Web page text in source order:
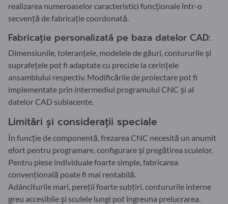
realizarea numeroaselor caracteristici funcționale într-o
secvență de fabricație coordonată.
Fabricație personalizată pe baza datelor CAD:
Dimensiunile, toleranțele, modelele de găuri, contururile și
suprafețele pot fi adaptate cu precizie la cerințele
ansamblului respectiv. Modificările de proiectare pot fi
implementate prin intermediul programului CNC și al
datelor CAD subiacente.
Limitări și considerații speciale
În funcție de componentă, frezarea CNC necesită un anumit
efort pentru programare, configurare și pregătirea sculelor.
Pentru piese individuale foarte simple, fabricarea
convențională poate fi mai rentabilă.
Adânciturile mari, pereții foarte subțiri, contururile interne
greu accesibile și sculele lungi pot îngreuna prelucrarea.